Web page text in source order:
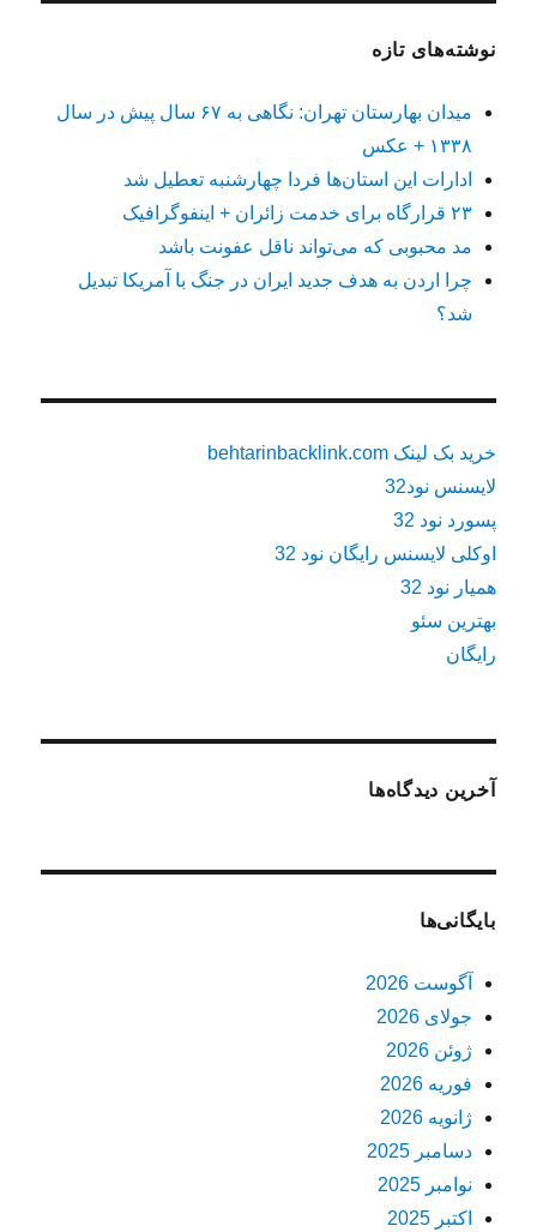
نوشته‌های تازه
میدان بهارستان تهران: نگاهی به ۶۷ سال پیش در سال
۱۳۳۸ + عکس
ادارات این استان‌ها فردا چهارشنبه تعطیل شد
۲۳ قرارگاه برای خدمت زائران + اینفوگرافیک
مد محبوبی که می‌تواند ناقل عفونت باشد
چرا اردن به هدف جدید ایران در جنگ با آمریکا تبدیل
شد؟
خرید بک لینک behtarinbacklink.com
لایسنس نود32
پسورد نود 32
اوکلی لایسنس رایگان نود 32
همیار نود 32
بهترین سئو
رایگان
آخرین دیدگاه‌ها
بایگانی‌ها
آگوست 2026
جولای 2026
ژوئن 2026
فوریه 2026
ژانویه 2026
دسامبر 2025
نوامبر 2025
اکتبر 2025